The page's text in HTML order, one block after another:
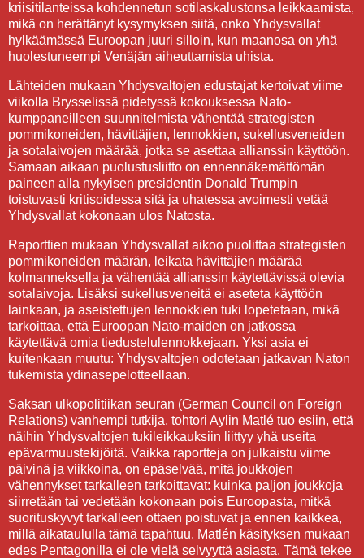
kriisitilanteissa kohdennetun sotilaskalustonsa leikkaamista,
mikä on herättänyt kysymyksen siitä, onko Yhdysvallat
hylkäämässä Euroopan juuri silloin, kun maanosa on yhä
huolestuneempi Venäjän aiheuttamista uhista.
Lähteiden mukaan Yhdysvaltojen edustajat kertoivat viime
viikolla Brysselissä pidetyssä kokouksessa Nato-
kumppaneilleen suunnitelmista vähentää strategisten
pommikoneiden, hävittäjien, lennokkien, sukellusveneiden
ja sotalaivojen määrää, jotka se asettaa allianssin käyttöön.
Samaan aikaan puolustusliitto on ennennäkemättömän
paineen alla nykyisen presidentin Donald Trumpin
toistuvasti kritisoidessa sitä ja uhatessa avoimesti vetää
Yhdysvallat kokonaan ulos Natosta.
Raporttien mukaan Yhdysvallat aikoo puolittaa strategisten
pommikoneiden määrän, leikata hävittäjien määrää
kolmanneksella ja vähentää allianssin käytettävissä olevia
sotalaivoja. Lisäksi sukellusveneitä ei aseteta käyttöön
lainkaan, ja aseistettujen lennokkien tuki lopetetaan, mikä
tarkoittaa, että Euroopan Nato-maiden on jatkossa
käytettävä omia tiedustelulennokkejaan. Yksi asia ei
kuitenkaan muutu: Yhdysvaltojen odotetaan jatkavan Naton
tukemista ydinasepelotteellaan.
Saksan ulkopolitiikan seuran (German Council on Foreign
Relations) vanhempi tutkija, tohtori Aylin Matlé tuo esiin, että
näihin Yhdysvaltojen tukileikkauksiin liittyy yhä useita
epävarmuustekijöitä. Vaikka raportteja on julkaistu viime
päivinä ja viikkoina, on epäselvää, mitä joukkojen
vähennykset tarkalleen tarkoittavat: kuinka paljon joukkoja
siirretään tai vedetään kokonaan pois Euroopasta, mitkä
suorituskyvyt tarkalleen ottaen poistuvat ja ennen kaikkea,
millä aikataululla tämä tapahtuu. Matlén käsityksen mukaan
edes Pentagonilla ei ole vielä selvyyttä asiasta. Tämä tekee